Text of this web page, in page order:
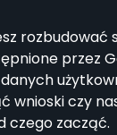
rozbudować
przez
wnioski czy
czego zacząć.